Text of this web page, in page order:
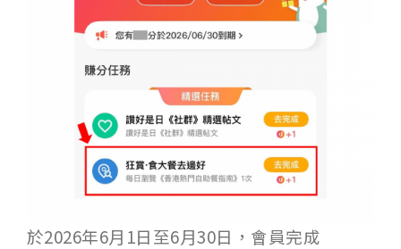
於2026年6月1日至6月30日，會員完成